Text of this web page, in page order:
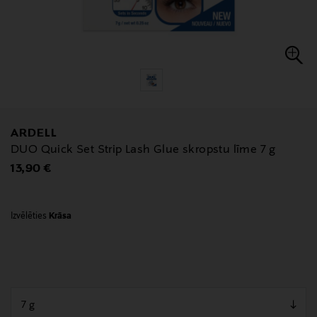
ARDELL
DUO Quick Set Strip Lash Glue skropstu līme 7 g
Original Price
13,90 €
Izvēlēties Krāsa